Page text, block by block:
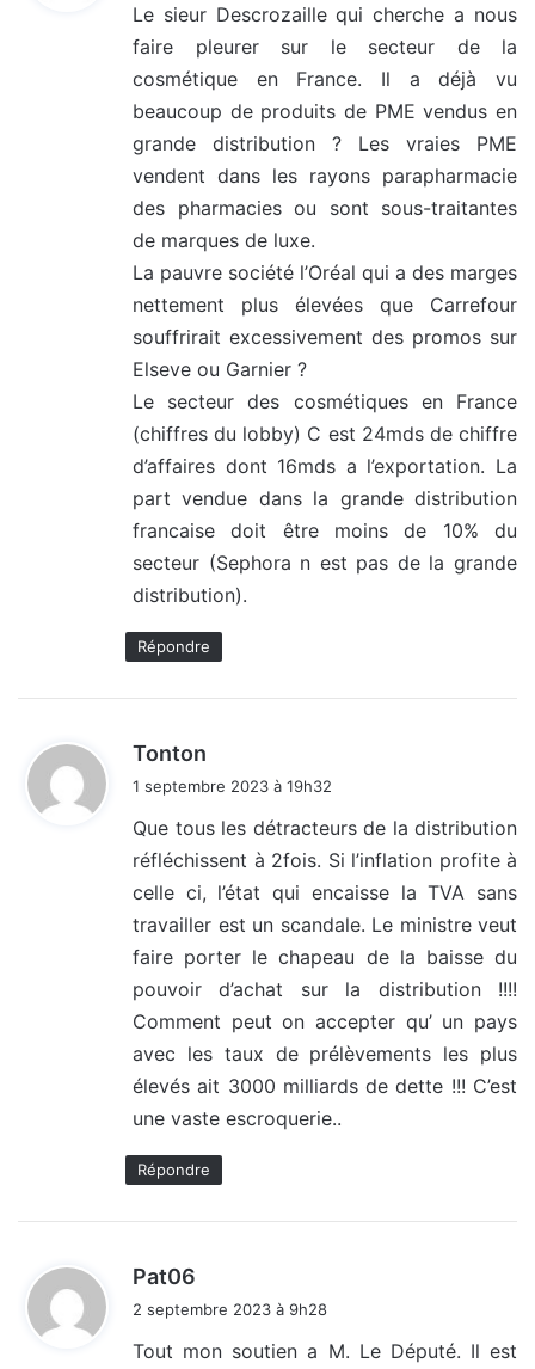
:
Le sieur Descrozaille qui cherche a nous
faire pleurer sur le secteur de la
cosmétique en France. Il a déjà vu
beaucoup de produits de PME vendus en
grande distribution ? Les vraies PME
vendent dans les rayons parapharmacie
des pharmacies ou sont sous-traitantes
de marques de luxe.
La pauvre société l’Oréal qui a des marges
nettement plus élevées que Carrefour
souffrirait excessivement des promos sur
Elseve ou Garnier ?
Le secteur des cosmétiques en France
(chiffres du lobby) C est 24mds de chiffre
d’affaires dont 16mds a l’exportation. La
part vendue dans la grande distribution
francaise doit être moins de 10% du
secteur (Sephora n est pas de la grande
distribution).
Répondre
Tonton
:
1 septembre 2023 à 19h32
Que tous les détracteurs de la distribution
réfléchissent à 2fois. Si l’inflation profite à
celle ci, l’état qui encaisse la TVA sans
travailler est un scandale. Le ministre veut
faire porter le chapeau de la baisse du
pouvoir d’achat sur la distribution !!!!
Comment peut on accepter qu’ un pays
avec les taux de prélèvements les plus
élevés ait 3000 milliards de dette !!! C’est
une vaste escroquerie..
Répondre
Pat06
2 septembre 2023 à 9h28
Tout mon soutien a M. Le Député. Il est